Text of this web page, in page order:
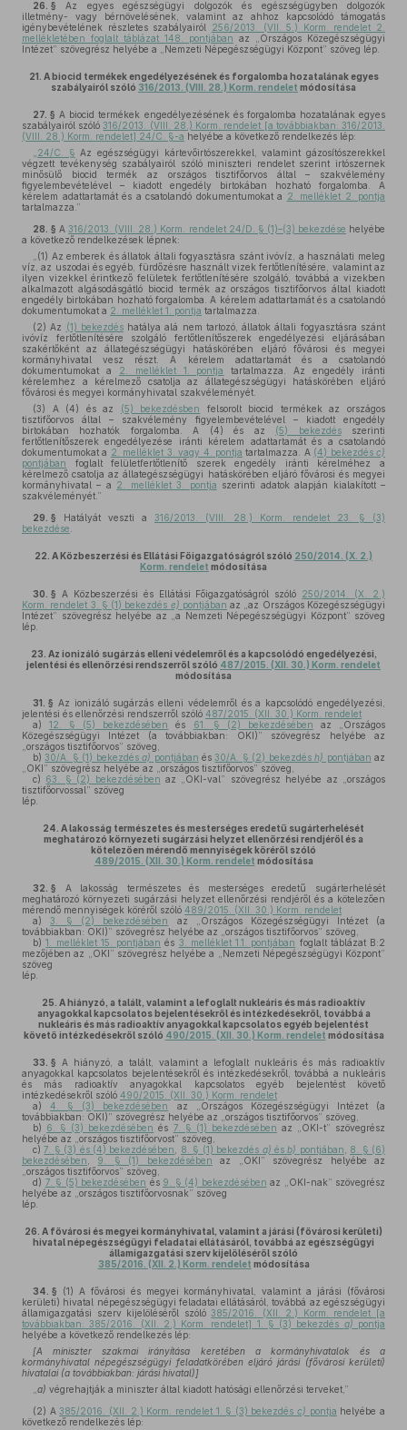
26. § Az egyes egészségügyi dolgozók és egészségügyben dolgozók
illetmény- vagy bérnövelésének, valamint az ahhoz kapcsolódó támogatás
igénybevételének részletes szabályairól 256/2013. (VII. 5.) Korm. rendelet 2.
mellékletében foglalt táblázat 148. pontjában az „Országos Közegészségügyi
Intézet” szövegrész helyébe a „Nemzeti Népegészségügyi Központ” szöveg lép.
21. A biocid termékek engedélyezésének és forgalomba hozatalának egyes
szabályairól szóló 316/2013. (VIII. 28.) Korm. rendelet módosítása
27. § A biocid termékek engedélyezésének és forgalomba hozatalának egyes
szabályairól szóló316/2013. (VIII. 28.) Korm. rendelet [a továbbiakban: 316/2013.
(VIII. 28.) Korm. rendelet] 24/C. §-a helyébe a következő rendelkezés lép:
24/C. § Az egészségügyi kártevőirtószerekkel, valamint gázosítószerekkel
végzett tevékenység szabályairól szóló miniszteri rendelet szerint irtószernek
minősülő biocid termék az országos tisztifőorvos által – szakvélemény
figyelembevételével – kiadott engedély birtokában hozható forgalomba. A
kérelem adattartamát és a csatolandó dokumentumokat a 2. melléklet 2. pontja
tartalmazza.”
28. § A316/2013. (VIII. 28.) Korm. rendelet 24/D. § (1)–(3) bekezdése helyébe
a következő rendelkezések lépnek:
„(1) Az emberek és állatok általi fogyasztásra szánt ivóvíz, a használati meleg
víz, az uszodai és egyéb, fürdőzésre használt vizek fertőtlenítésére, valamint az
ilyen vizekkel érintkező felületek fertőtlenítésére szolgáló, továbbá a vizekben
alkalmazott algásodásgátló biocid termék az országos tisztifőorvos által kiadott
engedély birtokában hozható forgalomba. A kérelem adattartamát és a csatolandó
dokumentumokat a 2. melléklet 1. pontja tartalmazza.
(2) Az (1) bekezdéshatálya alá nem tartozó, állatok általi fogyasztásra szánt
ivóvíz fertőtlenítésére szolgáló fertőtlenítőszerek engedélyezési eljárásában
szakértőként az állategészségügyi hatáskörében eljáró fővárosi és megyei
kormányhivatal vesz részt. A kérelem adattartamát és a csatolandó
dokumentumokat a
2. melléklet 1. pontja
tartalmazza. Az engedély iránti
kérelemhez a kérelmező csatolja az állategészségügyi hatáskörében eljáró
fővárosi és megyei kormányhivatal szakvéleményét.
(3) A (4) és az
(5) bekezdésben
felsorolt biocid termékek az országos
tisztifőorvos által – szakvélemény figyelembevételével – kiadott engedély
birtokában hozhatók forgalomba. A (4) és az (5) bekezdésszerinti
fertőtlenítőszerek engedélyezése iránti kérelem adattartamát és a csatolandó
dokumentumokat a 2. melléklet 3. vagy 4. pontja tartalmazza. A (4) bekezdésc)
pontjában foglalt felületfertőtlenítő szerek engedély iránti kérelméhez a
kérelmező csatolja az állategészségügyi hatáskörében eljáró fővárosi és megyei
kormányhivatal – a 2. melléklet 3. pontja szerinti adatok alapján kialakított –
szakvéleményét.”
29. § Hatályát veszti a 316/2013. (VIII. 28.) Korm. rendelet 23. § (3)
bekezdése
22. A Közbeszerzési és Ellátási Főigazgatóságról szóló 250/2014. (X. 2.)
Korm. rendelet módosítása
30. § A Közbeszerzési és Ellátási Főigazgatóságról szóló 250/2014. (X. 2.)
Korm. rendelet 3. § (1) bekezdés e) pontjában az „az Országos Közegészségügyi
Intézet” szövegrész helyébe az „a Nemzeti Népegészségügyi Központ” szöveg
lép.
23. Az ionizáló sugárzás elleni védelemről és a kapcsolódó engedélyezési,
jelentési és ellenőrzési rendszerről szóló 487/2015. (XII. 30.) Korm. rendelet
módosítása
31. § Az ionizáló sugárzás elleni védelemről és a kapcsolódó engedélyezési,
jelentési és ellenőrzési rendszerről szóló 487/2015. (XII. 30.) Korm. rendelet
a)
12. § (5) bekezdésében és 61. § (2) bekezdésében az „Országos
Közegészségügyi Intézet (a továbbiakban: OKI)” szövegrész helyébe az
„országos tisztifőorvos” szöveg,
b) 30/A. § (1) bekezdésa) pontjában és30/A. § (2) bekezdésh) pontjában az
„OKI” szövegrész helyébe az „országos tisztifőorvos” szöveg,
c) 63. § (2) bekezdésében az „OKI-val” szövegrész helyébe az „országos
tisztifőorvossal” szöveg
lép.
24. A lakosság természetes és mesterséges eredetű sugárterhelését
meghatározó környezeti sugárzási helyzet ellenőrzési rendjéről és a
kötelezően mérendő mennyiségek köréről szóló
489/2015. (XII. 30.) Korm. rendelet módosítása
32. § A lakosság természetes és mesterséges eredetű sugárterhelését
meghatározó környezeti sugárzási helyzet ellenőrzési rendjéről és a kötelezően
mérendő mennyiségek köréről szóló 489/2015. (XII. 30.) Korm. rendelet
a)
3. § (2) bekezdésében
az „Országos Közegészségügyi Intézet (a
továbbiakban: OKI)” szövegrész helyébe az „országos tisztifőorvos” szöveg,
b) 1. melléklet 15. pontjában és 3. melléklet 1.1. pontjában foglalt táblázat B:2
mezőjében az „OKI” szövegrész helyébe a „Nemzeti Népegészségügyi Központ”
szöveg
lép.
25. A hiányzó, a talált, valamint a lefoglalt nukleáris és más radioaktív
anyagokkal kapcsolatos bejelentésekről és intézkedésekről, továbbá a
nukleáris és más radioaktív anyagokkal kapcsolatos egyéb bejelentést
követő intézkedésekről szóló 490/2015. (XII. 30.) Korm. rendelet módosítása
33. § A hiányzó, a talált, valamint a lefoglalt nukleáris és más radioaktív
anyagokkal kapcsolatos bejelentésekről és intézkedésekről, továbbá a nukleáris
és más radioaktív anyagokkal kapcsolatos egyéb bejelentést követő
intézkedésekről szóló 490/2015. (XII. 30.) Korm. rendelet
a)
4. § (3) bekezdésében
az „Országos Közegészségügyi Intézet (a
továbbiakban: OKI)” szövegrész helyébe az „országos tisztifőorvos” szöveg,
b) 6. § (3) bekezdésében és 7. § (1) bekezdésében az „OKI-t” szövegrész
helyébe az „országos tisztifőorvost” szöveg,
c) 7. § (3) és (4) bekezdésében 8. § (1) bekezdés a) ésb) pontjában
8. § (6)
bekezdésében
9. § (1) bekezdésében az „OKI” szövegrész helyébe az
„országos tisztifőorvos” szöveg,
d) 7. § (5) bekezdésében és 9. § (4) bekezdésében az „OKI-nak” szövegrész
helyébe az „országos tisztifőorvosnak” szöveg
lép.
26. A fővárosi és megyei kormányhivatal, valamint a járási (fővárosi kerületi)
hivatal népegészségügyi feladatai ellátásáról, továbbá az egészségügyi
államigazgatási szerv kijelöléséről szóló
385/2016. (XII. 2.) Korm. rendelet módosítása
34. § (1) A fővárosi és megyei kormányhivatal, valamint a járási (fővárosi
kerületi) hivatal népegészségügyi feladatai ellátásáról, továbbá az egészségügyi
államigazgatási szerv kijelöléséről szóló385/2016. (XII. 2.) Korm. rendelet [a
továbbiakban: 385/2016. (XII. 2.) Korm. rendelet] 1. § (3) bekezdés a) pontja
helyébe a következő rendelkezés lép:
[A miniszter szakmai irányítása keretében a kormányhivatalok és a
kormányhivatal népegészségügyi feladatkörében eljáró járási (fővárosi kerületi)
hivatalai (a továbbiakban: járási hivatal)]
a) végrehajtják a miniszter által kiadott hatósági ellenőrzési terveket,”
(2) A385/2016. (XII. 2.) Korm. rendelet 1. § (3) bekezdésc) pontja helyébe a
következő rendelkezés lép: